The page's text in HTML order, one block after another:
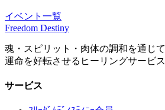
イベント一覧
Freedom Destiny
魂・スピリット・肉体の調和を通じて
運命を好転させるヒーリングサービス
サービス